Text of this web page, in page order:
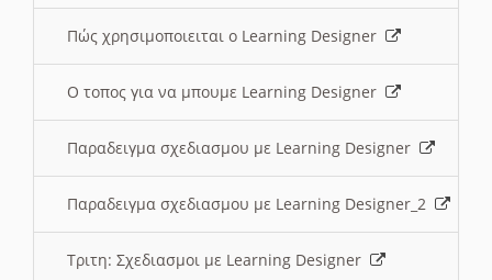
Πώς χρησιμοποιειται ο Learning Designer
O τοπος για να μπουμε Learning Designer
Παραδειγμα σχεδιασμου με Learning Designer
Παραδειγμα σχεδιασμου με Learning Designer_2
Τριτη: Σχεδιασμοι με Learning Designer